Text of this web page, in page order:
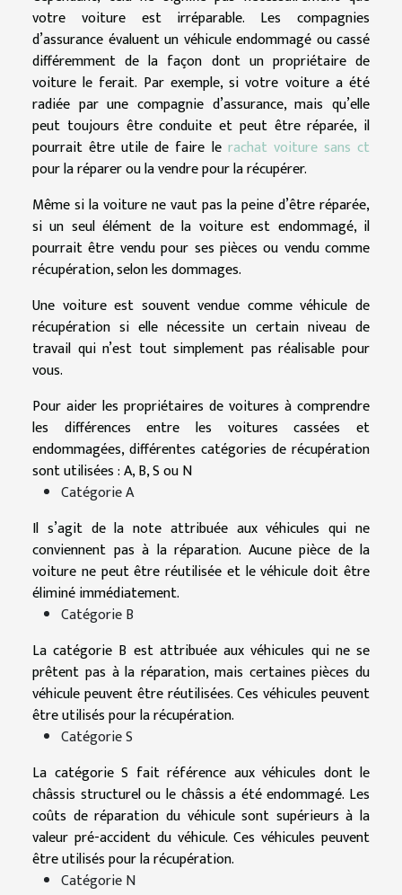
votre voiture est irréparable. Les compagnies
d’assurance évaluent un véhicule endommagé ou cassé
différemment de la façon dont un propriétaire de
voiture le ferait. Par exemple, si votre voiture a été
radiée par une compagnie d’assurance, mais qu’elle
peut toujours être conduite et peut être réparée, il
pourrait être utile de faire le rachat voiture sans ct
pour la réparer ou la vendre pour la récupérer.
Même si la voiture ne vaut pas la peine d’être réparée,
si un seul élément de la voiture est endommagé, il
pourrait être vendu pour ses pièces ou vendu comme
récupération, selon les dommages.
Une voiture est souvent vendue comme véhicule de
récupération si elle nécessite un certain niveau de
travail qui n’est tout simplement pas réalisable pour
vous.
Pour aider les propriétaires de voitures à comprendre
les différences entre les voitures cassées et
endommagées, différentes catégories de récupération
sont utilisées : A, B, S ou N
Catégorie A
Il s’agit de la note attribuée aux véhicules qui ne
conviennent pas à la réparation. Aucune pièce de la
voiture ne peut être réutilisée et le véhicule doit être
éliminé immédiatement.
Catégorie B
La catégorie B est attribuée aux véhicules qui ne se
prêtent pas à la réparation, mais certaines pièces du
véhicule peuvent être réutilisées. Ces véhicules peuvent
être utilisés pour la récupération.
Catégorie S
La catégorie S fait référence aux véhicules dont le
châssis structurel ou le châssis a été endommagé. Les
coûts de réparation du véhicule sont supérieurs à la
valeur pré-accident du véhicule. Ces véhicules peuvent
être utilisés pour la récupération.
Catégorie N